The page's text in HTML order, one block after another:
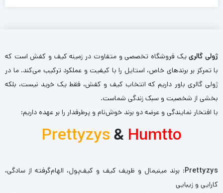
ژولی گالرییک فروشگاه تخصصی و متفاوت در زمینه کیف و کفش است که
با تمرکز بر برندهای خاص، استایل را با کیفیت و عملکرد ترکیب می‌کند. ما در
ژولی گالری باور داریم که انتخاب کیف و کفش، فقط یک خرید نیست، بلکه
بخشی از شخصیت و سبک زندگی شماست.
با افتخار نمایندگی و عرضه دو برند خوش‌نام و پرطرفدار را بر عهده داریم:
Prettyzys& Humtto
Prettyzys: برند مینیمال و ظریف کیف و کیف‌پول، الهام‌گرفته از سادگی،
کارایی و زیبایی